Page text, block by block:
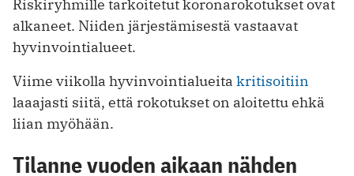
Riskiryhmille tarkoitetut koronarokotukset ovat
alkaneet. Niiden järjestämisestä vastaavat
hyvinvointialueet.
Viime viikolla hyvinvointialueita kritisoitiin
laaajasti siitä, että rokotukset on aloitettu ehkä
liian myöhään.
Tilanne vuoden aikaan nähden